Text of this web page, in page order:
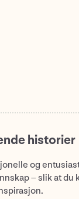
historier
og
– slik at du